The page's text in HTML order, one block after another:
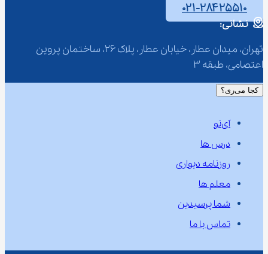
۰۲۱-۲۸۴۲۵۵۱۰
نشانی:
تهران، میدان عطار، خیابان عطار، پلاک 26، ساختمان پروین
اعتصامی، طبقه 3
کجا می‌ری؟
آی‌نو
درس ها
روزنامه دیواری
معلم ها
شما پرسیدین
تماس با ما